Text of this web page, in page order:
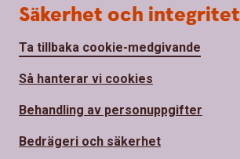
Säkerhet och integritet
Ta tillbaka cookie-medgivande
Så hanterar vi cookies
Behandling av personuppgifter
Bedrägeri och säkerhet